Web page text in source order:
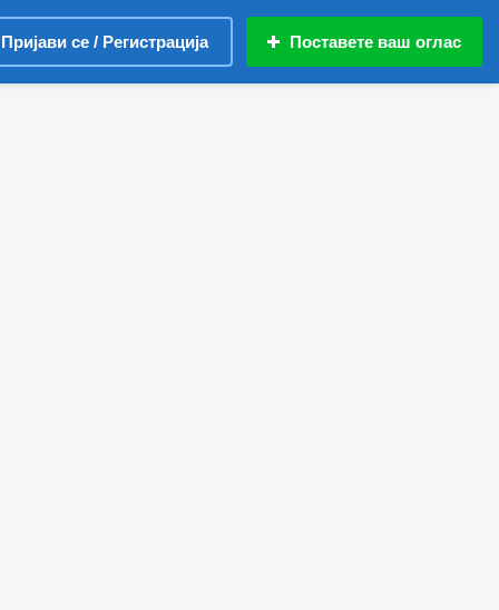
Пријави се / Регистрација Поставете ваш оглас